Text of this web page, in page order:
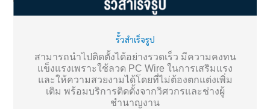
รั้วสำเร็จรูป
สามารถนำไปติดตั้งได้อย่างรวดเร็ว มีความคงทน
แข็งแรงเพราะใช้ลวด PC Wire ในการเสริมแรง
และให้ความสวยงามได้โดยที่ไม่ต้องตกแต่งเพิ่ม
เติม พร้อมบริการติดตั้งจากวิศวกรและช่างผู้
ชำนาญงาน